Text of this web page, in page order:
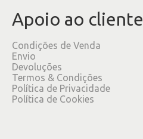
Apoio ao cliente
Condições de Venda
Envio
Devoluções
Termos & Condições
Política de Privacidade
Política de Cookies